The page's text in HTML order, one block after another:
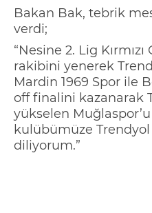
Bakan Bak, tebrik
verdi;
“Nesine 2. Lig Kırmızı
rakibini yenerek
Mardin 1969 Spor ile
offfinalini kazanarak
yükselen Muğlaspor’u
kulübümüze Trendyol
diliyorum.”